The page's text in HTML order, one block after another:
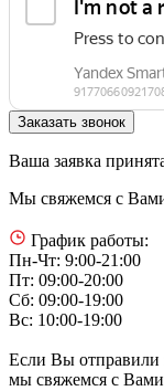
Ваша заявка
Мы свяжемся с
График работы:
Пн-Чт: 9:00-21:00
Пт: 09:00-20:00
Сб: 09:00-19:00
Вс: 10:00-19:00
Если Вы отправили
мы свяжемся с